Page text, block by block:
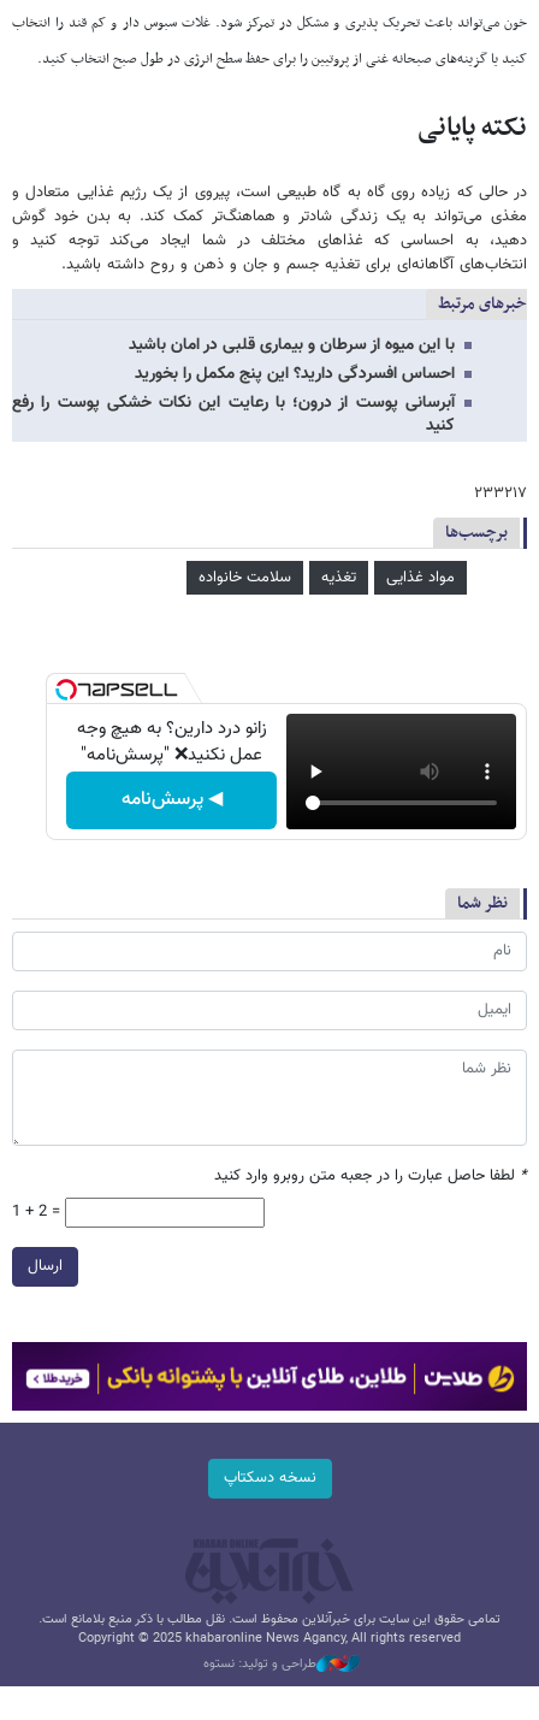
خون می‌تواند باعث تحریک پذیری و مشکل در تمرکز شود. غلات سبوس دار و کم قند را انتخاب
کنید یا گزینه‌های صبحانه غنی از پروتیین را برای حفظ سطح انرژی در طول صبح انتخاب کنید.
نکتهپایانی
در حالی که زیاده روی گاه به گاه طبیعی است، پیروی از یک رژیم غذایی متعادل و
مغذی می‌تواند به یک زندگی شادتر و هماهنگ‌تر کمک کند. به بدن خود گوش
دهید، به احساسی که غذاهای مختلف در شما ایجاد می‌کند توجه کنید و
انتخاب‌های آگاهانه‌ای برای تغذیه جسم و جان و ذهن و روح داشته باشید.
خبرهای مرتبط
با این میوه از سرطان و بیماری قلبی در امان باشید
احساس افسردگی دارید؟ این پنج مکمل را بخورید
آبرسانی پوست از درون؛ با رعایت این نکات خشکی پوست را رفع
کنید
۲۳۳۲۱۷
برچسب‌ها
مواد غذایی تغذیه سلامت خانواده
زانو درد دارین؟ به هیچ وجه
عمل نکنید❌ "پرسش‌نامه"
◀ پرسش‌نامه
نظر شما
* لطفا حاصل عبارت را در جعبه متن روبرو وارد کنید
1 + 2 =
ارسال
نسخه دسکتاپ
تمامی حقوق این سایت برای خبرآنلاین محفوظ است. نقل مطالب با ذکر منبع بلامانع است.
Copyright © 2025 khabaronline News Agancy, All rights reserved
طراحی و تولید: نستوه